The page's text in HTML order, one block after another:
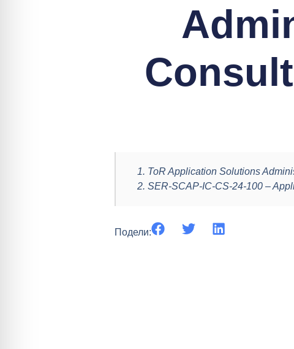
1. ToR Application Solutions
2. SER-SCAP-IC-CS-24-100 –
Подели: